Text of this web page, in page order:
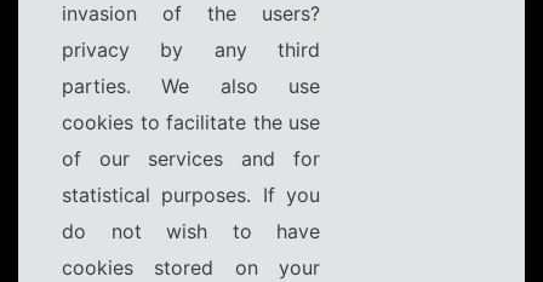
invasion of the users?
privacy by any third
parties. We also use
cookies to facilitate the use
of our services and for
statistical purposes. If you
do not wish to have
cookies stored on your